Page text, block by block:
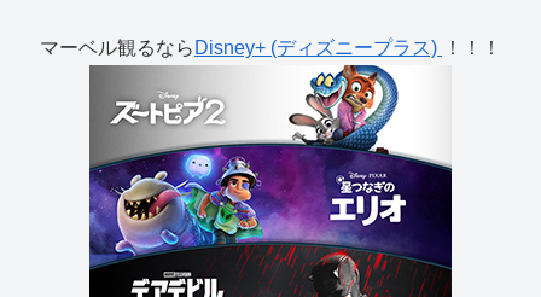
マーベル観るなら Disney+ (ディズニープラス) ！！！